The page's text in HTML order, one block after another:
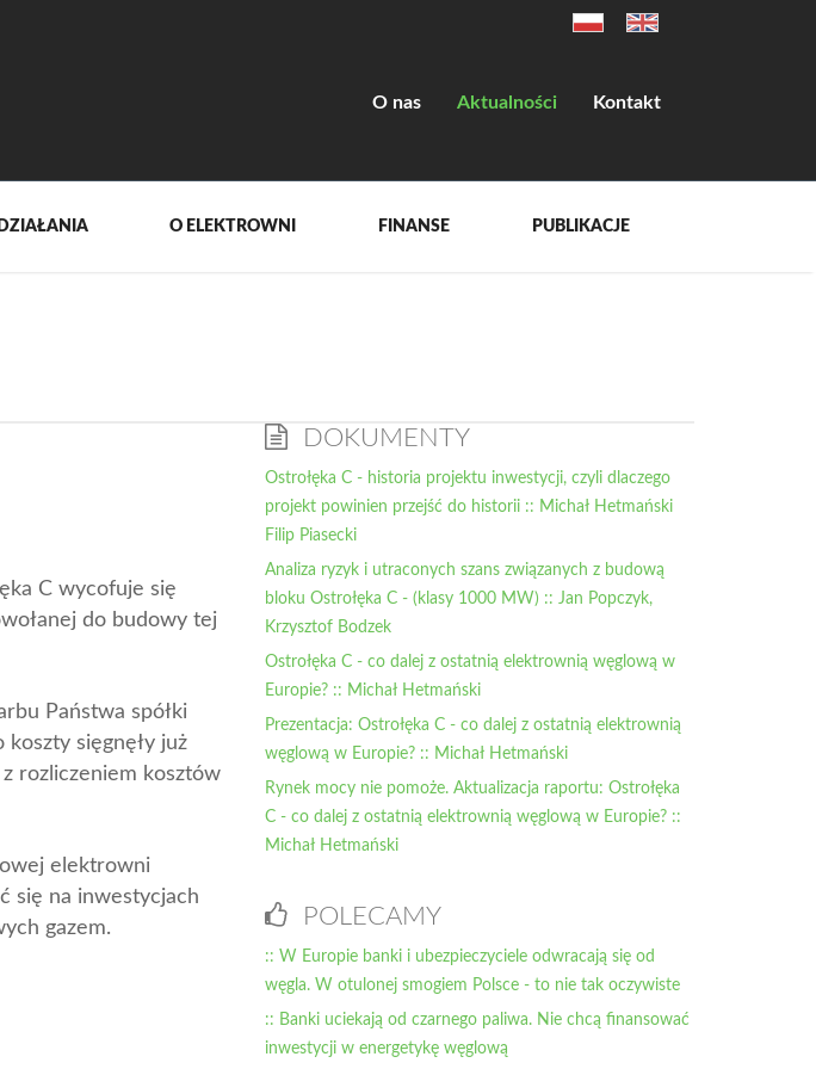
O nas Aktualności Kontakt
DZIAŁANIA O ELEKTROWNI FINANSE PUBLIKACJE
C wycofuje się
do budowy tej
Państwa spółki
sięgnęły już
z rozliczeniem kosztów
elektrowni
się na inwestycjach
gazem.
DOKUMENTY
Ostrołęka C - historia projektu inwestycji, czyli dlaczego
projekt powinien przejść do historii :: Michał Hetmański
Filip Piasecki
Analiza ryzyk i utraconych szans związanych z budową
bloku Ostrołęka C - (klasy 1000 MW) :: Jan Popczyk,
Krzysztof Bodzek
Ostrołęka C - co dalej z ostatnią elektrownią węglową w
Europie? :: Michał Hetmański
Prezentacja: Ostrołęka C - co dalej z ostatnią elektrownią
węglową w Europie? :: Michał Hetmański
Rynek mocy nie pomoże. Aktualizacja raportu: Ostrołęka
C - co dalej z ostatnią elektrownią węglową w Europie? ::
Michał Hetmański
POLECAMY
:: W Europie banki i ubezpieczyciele odwracają się od
węgla. W otulonej smogiem Polsce - to nie tak oczywiste
:: Banki uciekają od czarnego paliwa. Nie chcą finansować
inwestycji w energetykę węglową